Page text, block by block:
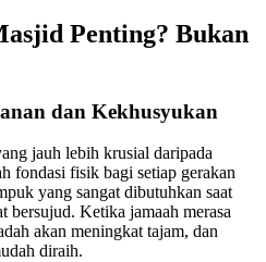
Penting? Bukan
dan Kekhusyukan
jauh lebih krusial daripada
fondasi fisik bagi setiap gerakan
yang sangat dibutuhkan saat
bersujud. Ketika jamaah merasa
akan meningkat tajam, dan
diraih.